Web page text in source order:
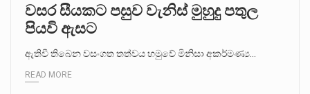
වසර සීයකට පසුව වැනිස් මුහුදු පතුල
පියවි ඇසට
ඇතිවී තිබෙන වසංගත තත්වය හමුවේ මිනිසා අකර්මණ්‍ය…
READ MORE